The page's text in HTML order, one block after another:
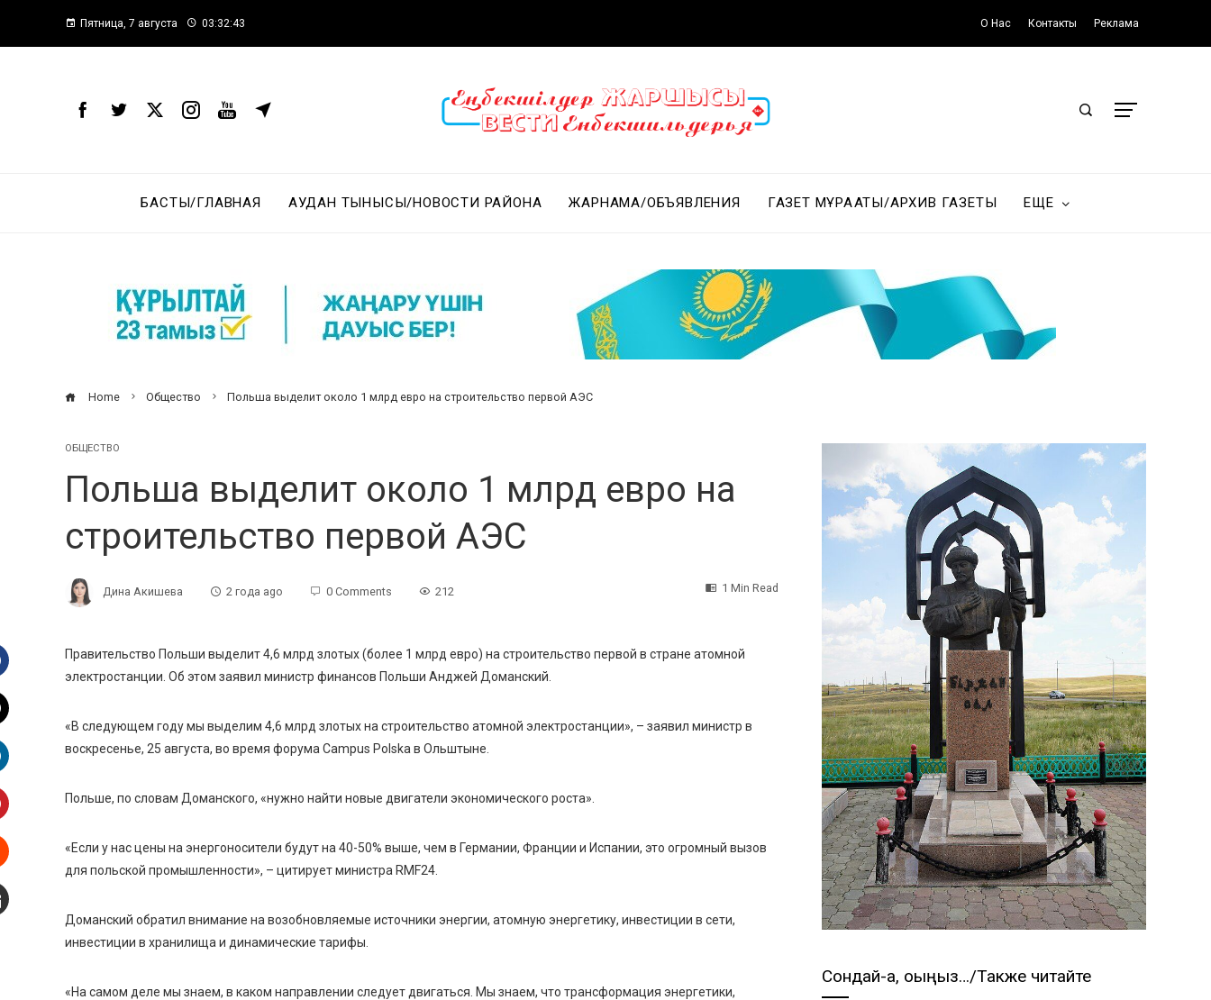
Пятница, 7 августа 03:32:44 О Нас Контакты Реклама
БАСТЫ/ГЛАВНАЯ АУДАН ТЫНЫСЫ/НОВОСТИ РАЙОНА ЖАРНАМА/ОБЪЯВЛЕНИЯ ГАЗЕТ МҰРАҒАТЫ/АРХИВ ГАЗЕТЫ ЕЩЕ
Home Общество Польша выделит около 1 млрд евро на строительство первой АЭС
ОБЩЕСТВО
Польша выделит около 1 млрд евро на
строительство первой АЭС
Дина Акишева 2 года ago 0 Comments 212 1 Min Read
Правительство Польши выделит 4,6 млрд злотых (более 1 млрд евро) на строительство первой в стране атомной
электростанции. Об этом заявил министр финансов Польши Анджей Доманский.
«В следующем году мы выделим 4,6 млрд злотых на строительство атомной электростанции», – заявил министр в
воскресенье, 25 августа, во время форума Campus Polska в Ольштыне.
Польше, по словам Доманского, «нужно найти новые двигатели экономического роста».
«Если у нас цены на энергоносители будут на 40-50% выше, чем в Германии, Франции и Испании, это огромный вызов
для польской промышленности», – цитирует министра RMF24.
Доманский обратил внимание на возобновляемые источники энергии, атомную энергетику, инвестиции в сети,
инвестиции в хранилища и динамические тарифы.
«На самом деле мы знаем, в каком направлении следует двигаться. Мы знаем, что трансформация энергетики,
Сондай-ақ, оқыңыз…/Также читайте